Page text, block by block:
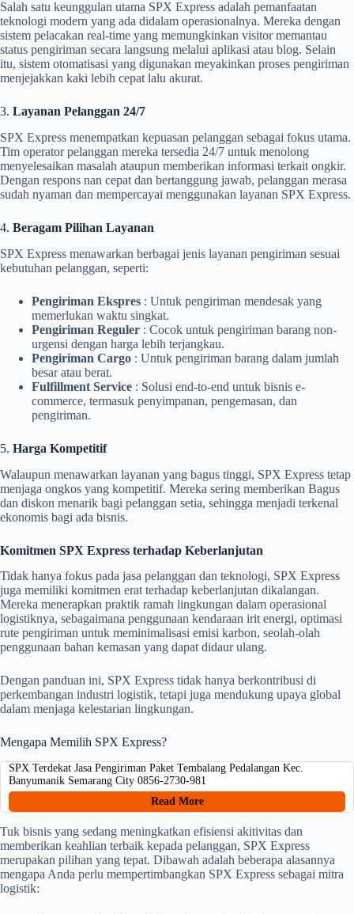
Salah satu keunggulan utama SPX Express adalah pemanfaatan
teknologi modern yang ada didalam operasionalnya. Mereka dengan
sistem pelacakan real-time yang memungkinkan visitor memantau
status pengiriman secara langsung melalui aplikasi atau blog. Selain
itu, sistem otomatisasi yang digunakan meyakinkan proses pengiriman
menjejakkan kaki lebih cepat lalu akurat.
3. Layanan Pelanggan 24/7
SPX Express menempatkan kepuasan pelanggan sebagai fokus utama.
Tim operator pelanggan mereka tersedia 24/7 untuk menolong
menyelesaikan masalah ataupun memberikan informasi terkait ongkir.
Dengan respons nan cepat dan bertanggung jawab, pelanggan merasa
sudah nyaman dan mempercayai menggunakan layanan SPX Express.
4. Beragam Pilihan Layanan
SPX Express menawarkan berbagai jenis layanan pengiriman sesuai
kebutuhan pelanggan, seperti:
Pengiriman Ekspres : Untuk pengiriman mendesak yang
memerlukan waktu singkat.
Pengiriman Reguler : Cocok untuk pengiriman barang non-
urgensi dengan harga lebih terjangkau.
Pengiriman Cargo : Untuk pengiriman barang dalam jumlah
besar atau berat.
Fulfillment Service : Solusi end-to-end untuk bisnis e-
commerce, termasuk penyimpanan, pengemasan, dan
pengiriman.
5. Harga Kompetitif
Walaupun menawarkan layanan yang bagus tinggi, SPX Express tetap
menjaga ongkos yang kompetitif. Mereka sering memberikan Bagus
dan diskon menarik bagi pelanggan setia, sehingga menjadi terkenal
ekonomis bagi ada bisnis.
Komitmen SPX Express terhadap Keberlanjutan
Tidak hanya fokus pada jasa pelanggan dan teknologi, SPX Express
juga memiliki komitmen erat terhadap keberlanjutan dikalangan.
Mereka menerapkan praktik ramah lingkungan dalam operasional
logistiknya, sebagaimana penggunaan kendaraan irit energi, optimasi
rute pengiriman untuk meminimalisasi emisi karbon, seolah-olah
penggunaan bahan kemasan yang dapat didaur ulang.
Dengan panduan ini, SPX Express tidak hanya berkontribusi di
perkembangan industri logistik, tetapi juga mendukung upaya global
dalam menjaga kelestarian lingkungan.
Mengapa Memilih SPX Express?
SPX Terdekat Jasa Pengiriman Paket Tembalang Pedalangan Kec.
Banyumanik Semarang City 0856-2730-981
Read More
Tuk bisnis yang sedang meningkatkan efisiensi akitivitas dan
memberikan keahlian terbaik kepada pelanggan, SPX Express
merupakan pilihan yang tepat. Dibawah adalah beberapa alasannya
mengapa Anda perlu mempertimbangkan SPX Express sebagai mitra
logistik: